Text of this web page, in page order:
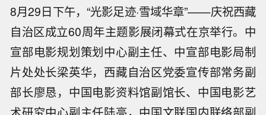
8月29日下午，“光影足迹·雪域华章”——庆祝西藏
自治区成立60周年主题影展闭幕式在京举行。中
宣部电影规划策划中心副主任、中宣部电影局制
片处处长梁英华，西藏自治区党委宣传部常务副
部长廖恳，中国电影资料馆副馆长、中国电影艺